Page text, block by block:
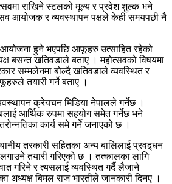
राखिने स्टलको मूल्य र प्रवेश शुल्क भने
आयोजक र व्यवस्थापन पक्षले केही समयपछी नै
आयोजना हुने भएपछि आफूहरु उत्साहित रहेको
बसन्त खतिवडाले बताए । महोत्सवको विषयमा
सम्मलेनमा बोल्दै खतिवडाले व्यवस्थित र
तयारी गर्ने बताए ।
क्रेयचन मिडिया नेपालले गर्नेछ ।
आर्थिक रुपमा सहयोग समेत गर्नेछ भने
कार्य समे गर्ने जनाएको छ ।
तरकारी सहितका अन्य बालिलाई प्रवद्र्धन
लगाउने तयारी गरिएको छ । तत्कालका लागि
गरिने र त्यसलाई व्यवस्थित गर्दै लैजाने
अध्यक्ष बिमल राज भारतीले जानकारी दिनए ।